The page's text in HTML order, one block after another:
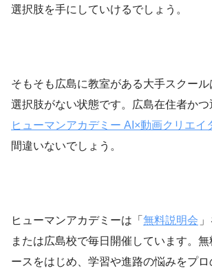
選択肢を手にしていけるでしょう。
そもそも広島に教室がある大手スクー
選択肢がない状態です。広島在住者か
ヒューマンアカデミー AI×動画クリエイ
間違いないでしょう。
ヒューマンアカデミーは「 無料説明会
または広島校で毎日開催しています。
ースをはじめ、学習や進路の悩みをプ